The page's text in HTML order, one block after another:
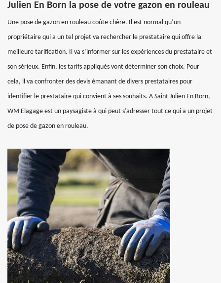
Julien En Born la pose de votre gazon en rouleau
Une pose de gazon en rouleau coûte chère. Il est normal qu’un
propriétaire qui a un tel projet va rechercher le prestataire qui offre la
meilleure tarification. Il va s’informer sur les expériences du prestataire et
son sérieux. Enfin, les tarifs appliqués vont déterminer son choix. Pour
cela, il va confronter des devis émanant de divers prestataires pour
identifier le prestataire qui convient à ses souhaits. A Saint Julien En Born,
WM Elagage est un paysagiste à qui peut s’adresser tout ce qui a un projet
de pose de gazon en rouleau.